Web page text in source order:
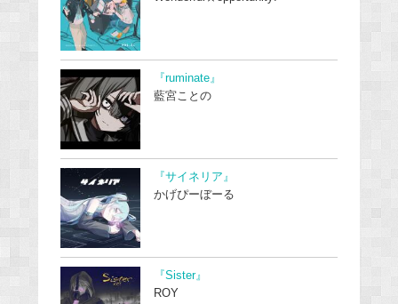
『ruminate』
藍宮ことの
『サイネリア』
かげぴーぼーる
『Sister』
ROY